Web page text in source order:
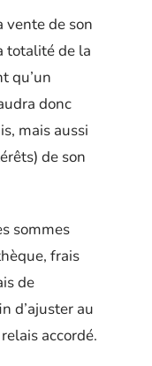
vente de son
totalité de la
qu’un
donc
mais aussi
de son
sommes
frais
de
d’ajuster au
accordé.